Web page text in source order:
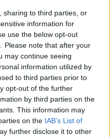
sharing to third parties, or
information for
use the below opt-out
Please note that after your
may continue seeing
information utilized by
to third parties prior to
opt-out of the further
by third parties on the
This information may
on the IAB’s List of
further disclose it to other
materna di don
da parte della
loco di
2025